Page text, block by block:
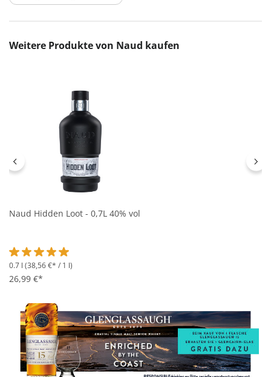
Produktgalerie überspringen
Weitere Produkte von Naud kaufen
Naud Hidden Loot - 0,7L 40% vol
Durchschnittliche Bewertung von 5 von 5 Sternen
0.7 l (38,56 €* / 1 l)
26,99 €*